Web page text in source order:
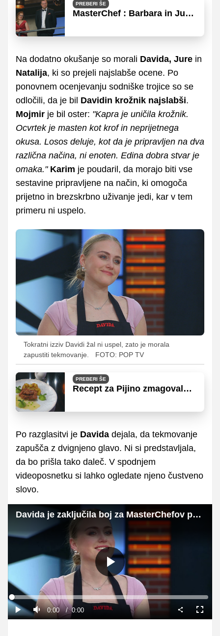
PREBERI ŠE
MasterChef : Barbara in Jure
Na dodatno okušanje so morali Davida, Jure in
Natalija, ki so prejeli najslabše ocene. Po
ponovnem ocenjevanju sodniške trojice so se
odločili, da je bil Davidin krožnik najslabši.
Mojmir je bil oster: "Kapra je uničila krožnik.
Ocvrtek je masten kot krof in neprijetnega
okusa. Losos deluje, kot da je pripravljen na dva
različna načina, ni enoten. Edina dobra stvar je
omaka." Karim je poudaril, da morajo biti vse
sestavine pripravljene na način, ki omogoča
prijetno in brezskrbno uživanje jedi, kar v tem
primeru ni uspelo.
Tokratni izziv Davidi žal ni uspel, zato je morala
zapustiti tekmovanje.
FOTO: POP TV
PREBERI ŠE
Recept za Pijino zmagovalno
Po razglasitvi je Davida dejala, da tekmovanje
zapušča z dvignjeno glavo. Ni si predstavljala,
da bo prišla tako daleč. V spodnjem
videoposnetku si lahko ogledate njeno čustveno
slovo.
Davida je zaključila boj za MasterChefov pokal.
Predvajaj
Predvajaj
TihoCurrent
0:00 / Duration
0:00
Loaded:
0%
način